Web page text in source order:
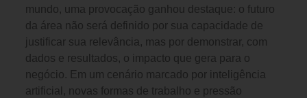
mundo, uma provocação ganhou destaque: o futuro
da área não será definido por sua capacidade de
justificar sua relevância, mas por demonstrar, com
dados e resultados, o impacto que gera para o
negócio. Em um cenário marcado por inteligência
artificial, novas formas de trabalho e pressão